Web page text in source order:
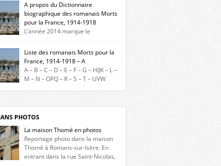
A propos du Dictionnaire
biographique des romanais Morts
pour la France, 1914-1918
L’année 2014 marque le
du début de la Première Guerre
et ce dictionnaire biographique veut
hommage aux romanais Morts pour la
durant ce conflit. La base de cette
historique est constituée des noms
sur les plaques commémoratives de
de Ville, du lycée du Dauphiné et du lycée
Liste des romanais Morts pour la
France, 1914-1918 – A
A – B – C – D – E – F – G – HIJK – L –
M – N – OPQ – R – S – T – UVW
lettre. Liste des romanais […]
PHOTOS
La maison Thomé en photos
Reportage photo dans la maison
Thomé à Romans-sur-Isère. En
entrant dans la rue Saint-Nicolas,